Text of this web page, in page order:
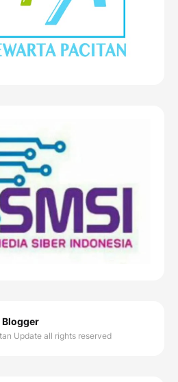
Blogger
Update all rights reserved